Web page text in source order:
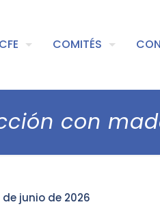
COMITÉS
con
de junio de 2026